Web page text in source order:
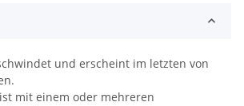
und erscheint im letzten von
mit einem oder mehreren